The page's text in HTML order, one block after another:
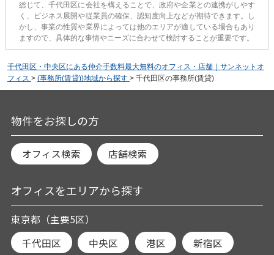
総じて、千代田区に会社を構えることで、政府や企業との連携がしやす
く、ビジネス展開や従業員の確保、認知度向上などが期待できます。し
かし、事業の性質や業界によっては他のエリアが適している場合もあり
ますので、具体的な事情やニーズに合わせて検討することが重要です。
千代田区・中央区にある仲介手数料最大無料のオフィス・店舗｜サンネットオ
フィス > (事務所(賃貸))地域から探す > 千代田区の事務所(賃貸)
物件をお探しの方
オフィス検索 店舗検索
オフィスをエリアから探す
東京都（主要5区）
千代田区
中央区 港区 新宿区